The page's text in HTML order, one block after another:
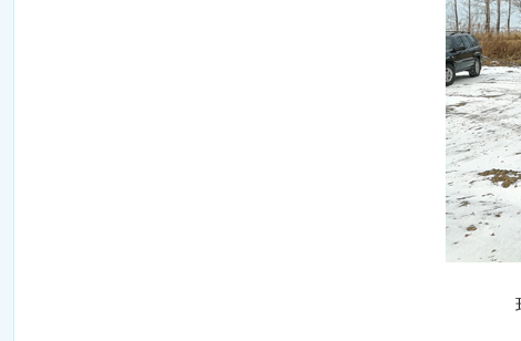
环保督查测绘部